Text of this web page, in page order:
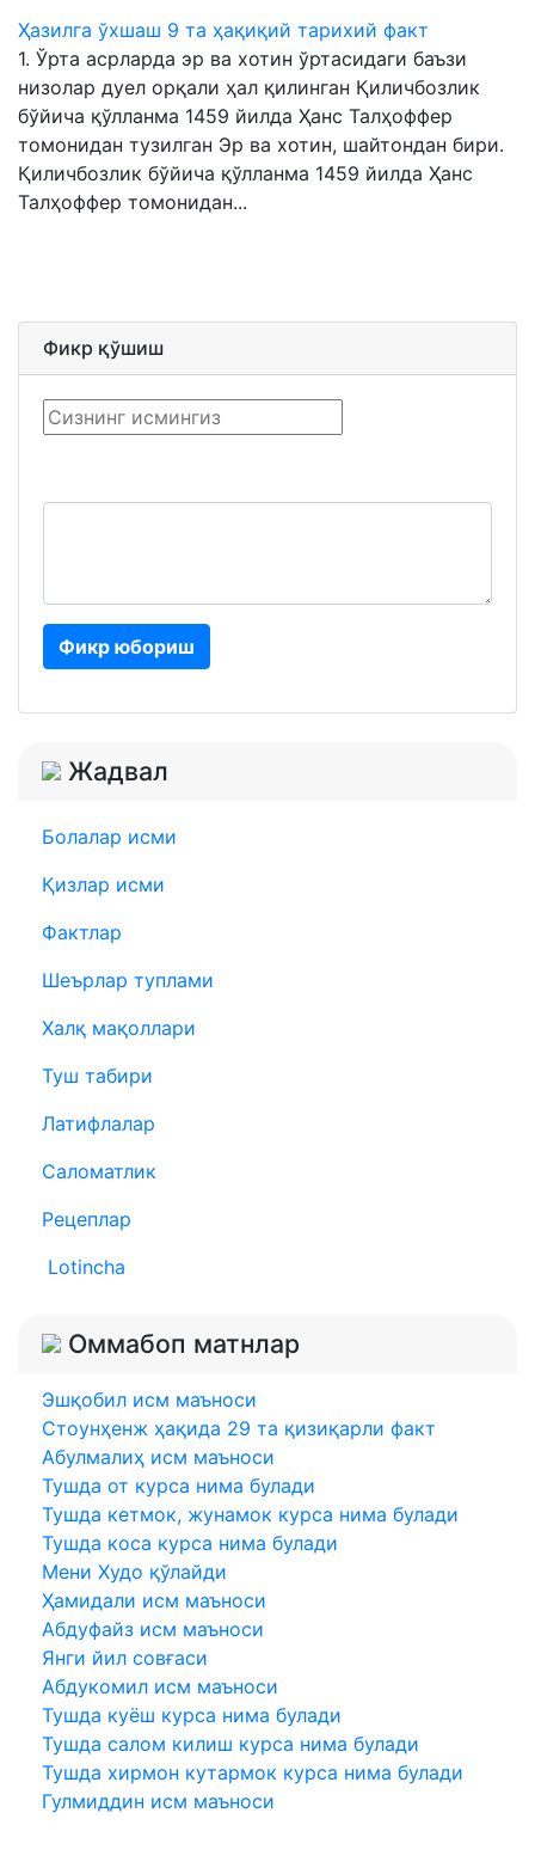
Ҳазилга ўхшаш 9 та ҳақиқий тарихий факт
1. Ўрта асрларда эр ва хотин ўртасидаги баъзи
низолар дуел орқали ҳал қилинган Қиличбозлик
бўйича қўлланма 1459 йилда Ҳанс Талҳоффер
томонидан тузилган Эр ва хотин, шайтондан бири.
Қиличбозлик бўйича қўлланма 1459 йилда Ҳанс
Талҳоффер томонидан...
Фикр қўшиш
Фикр юбориш
Жадвал
Болалар исми
Қизлар исми
Фактлар
Шеърлар туплами
Халқ мақоллари
Туш табири
Латифлалар
Саломатлик
Рецеплар
Lotincha
Оммабоп матнлар
Эшқобил исм маъноси
Стоунҳенж ҳақида 29 та қизиқарли факт
Абулмалиҳ исм маъноси
Тушда от курса нима булади
Тушда кетмок, жунамок курса нима булади
Тушда коса курса нима булади
Мени Худо қўлайди
Ҳамидали исм маъноси
Абдуфайз исм маъноси
Янги йил совғаси
Абдукомил исм маъноси
Тушда куёш курса нима булади
Тушда салом килиш курса нима булади
Тушда хирмон кутармок курса нима булади
Гулмиддин исм маъноси